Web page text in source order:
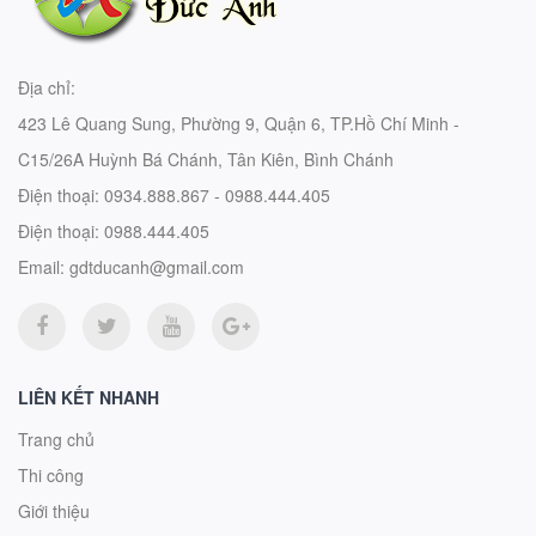
Địa chỉ:
423 Lê Quang Sung, Phường 9, Quận 6, TP.Hồ Chí Minh -
C15/26A Huỳnh Bá Chánh, Tân Kiên, Bình Chánh
Điện thoại: 0934.888.867 - 0988.444.405
Điện thoại: 0988.444.405
Email: gdtducanh@gmail.com
LIÊN KẾT NHANH
Trang chủ
Thi công
Giới thiệu